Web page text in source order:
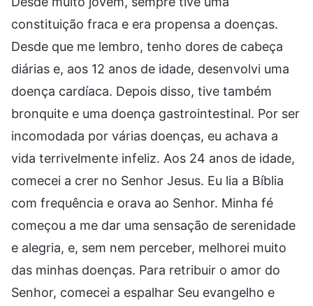
constituição fraca e era propensa a doenças.
Desde que me lembro, tenho dores de cabeça
diárias e, aos 12 anos de idade, desenvolvi uma
doença cardíaca. Depois disso, tive também
bronquite e uma doença gastrointestinal. Por ser
incomodada por várias doenças, eu achava a
vida terrivelmente infeliz. Aos 24 anos de idade,
comecei a crer no Senhor Jesus. Eu lia a Bíblia
com frequência e orava ao Senhor. Minha fé
começou a me dar uma sensação de serenidade
e alegria, e, sem nem perceber, melhorei muito
das minhas doenças. Para retribuir o amor do
Senhor, comecei a espalhar Seu evangelho e